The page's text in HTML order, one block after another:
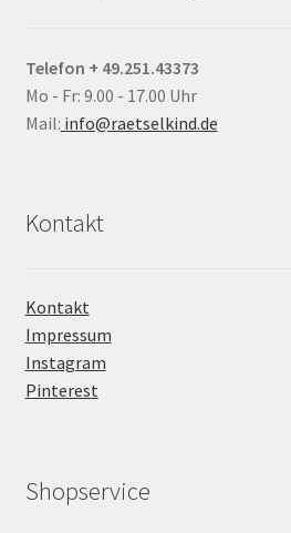
Telefon + 49.251.43373
Mo - Fr: 9.00 - 17.00 Uhr
Mail: info@raetselkind.de
Kontakt
Kontakt
Impressum
Instagram
Pinterest
Shopservice